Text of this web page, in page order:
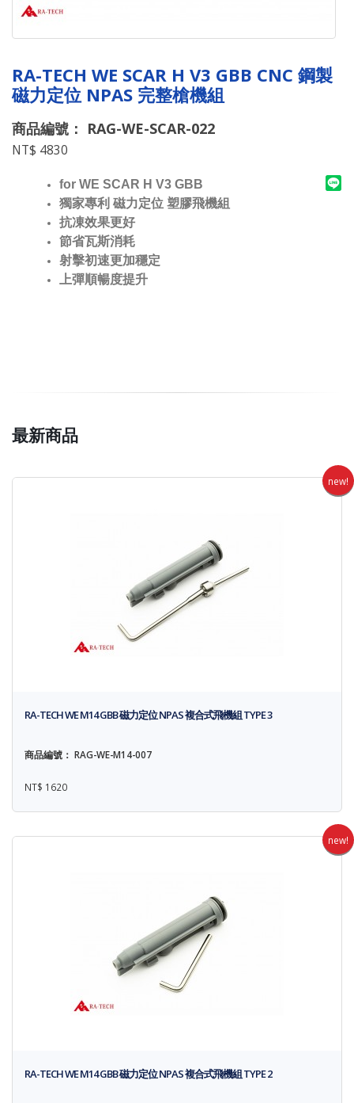
RA-TECH WE SCAR H V3 GBB CNC 鋼製
磁力定位 NPAS 完整槍機組
商品編號： RAG-WE-SCAR-022
NT$ 4830
for WE SCAR H V3 GBB
獨家專利 磁力定位 塑膠飛機組
抗凍效果更好
節省瓦斯消耗
射擊初速更加穩定
上彈順暢度提升
最新商品
new!
RA-TECH WE M14 GBB 磁力定位 NPAS 複合式飛機組 TYPE 3
商品編號： RAG-WE-M14-007
NT$ 1620
new!
RA-TECH WE M14 GBB 磁力定位 NPAS 複合式飛機組 TYPE 2